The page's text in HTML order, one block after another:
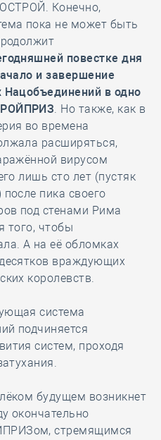
Конечно,
пока не может быть
повестке дня
и завершение
Нацобъединений в одно
. Но также, как в
во времена
расширяться,
вирусом
лишь сто лет (пустяк
пика своего
под стенами Рима
того, чтобы
А на её обломках
враждующих
королевств.
система
подчиняется
систем, проходя
будущем возникнет
окончательно
стремящимся